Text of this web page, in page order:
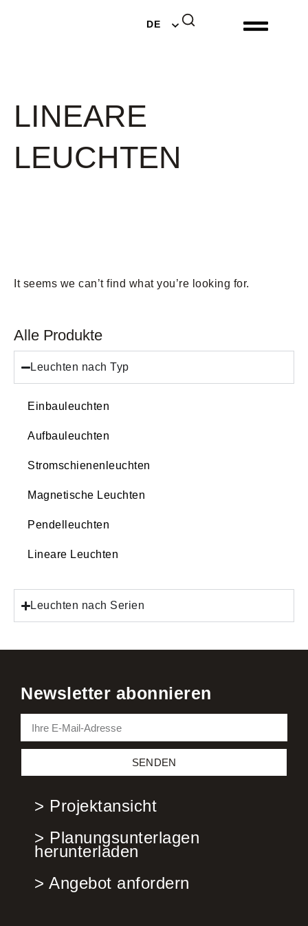
DE
NL
LINEARE
LEUCHTEN
Alle Produkte
Leuchten nach Typ
Einbauleuchten
Aufbauleuchten
Stromschienenleuchten
Magnetische Leuchten
Pendelleuchten
Lineare Leuchten
Leuchten nach Serien
It seems we can’t find what you’re looking for.
Newsletter abonnieren
SENDEN
> Projektansicht
> Planungsunterlagen
herunterladen
> Angebot anfordern